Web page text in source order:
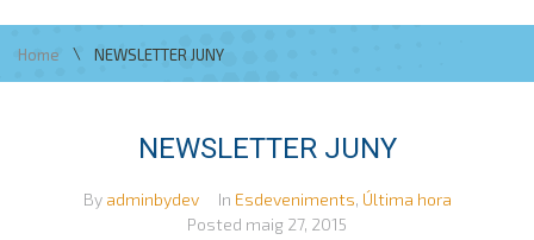
Home \ NEWSLETTER JUNY
NEWSLETTER JUNY
By adminbydev In Esdeveniments, Última hora
Posted maig 27, 2015